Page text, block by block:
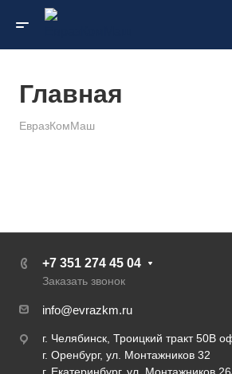
Главная
ЕвразКомМаш
+7 351 274 45 04
Заказать звонок
info@evrazkm.ru
г. Челябинск, Троицкий тракт 50В
г. Оренбург, ул. Монтажников 32